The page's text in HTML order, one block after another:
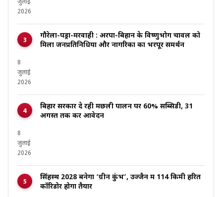
जुलाई
2026
गौरेला-पेंड्रा-मरवाही : अरपा-बिहान के विष्णुभोग चावल को
मिला जनप्रतिनिधियों और नागरिकों का भरपूर समर्थन
8
जुलाई
2026
बिहार सरकार दे रही मछली पालन पर 60% सब्सिडी, 31
अगस्त तक करें आवेदन
8
जुलाई
2026
सिंहस्थ 2028 बनेगा ‘ग्रीन कुंभ’, उज्जैन में 114 किमी हरित
कॉरिडोर होगा तैयार